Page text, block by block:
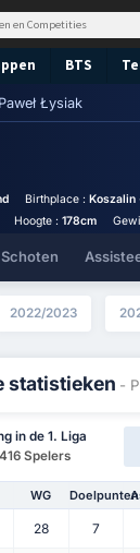
BTS
Paweł Łysiak
Birthplace :Koszalin
Hoogte : 178cm
2022/2023
statistieken -
in de 1. Liga
Spelers
WG Doelpunten
28 7